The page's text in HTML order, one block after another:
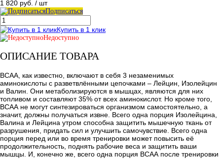
1 820 руб. / шт
Подписаться
Купить в 1 клик
Недоступно
ОПИСАНИЕ ТОВАРА
ВСАА, как известно, включают в себя 3 незаменимых
аминокислоты с разветвлёнными цепочками – Лейцин, Изолейцин
и Валин. Они метаболизируются в мышцах, являются для них
топливом и составляют 35% от всех аминокислот. Но кроме того,
ВСАА не могут синтезироваться организмом самостоятельно, а
значит, должны получаться извне. Всего одна порция Изолейцина,
Валина и Лейцина утром способна защитить мышечную ткань от
разрушения, придать сил и улучшить самочувствие. Всего одна
порция перед или во время тренировки может повысить её
продолжительность, поднять рабочие веса и защитить ваши
мышцы. И, конечно же, всего одна порция ВСАА после тренировки